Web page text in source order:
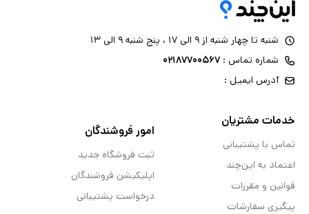
شنبه تا چهار شنبه از ۹ الی ۱۷ ، پنج شنبه ۹ الی ۱۳
شماره تماس : ۰۲۱۸۷۷۰۰۵۶۷
آدرس ایمیل :
خدمات مشتریان
تماس با پشتیبانی
اعتماد به این‌چند
قوانین و مقررات
پیگیری سفارشات
امور فروشندگان
ثبت فروشگاه جدید
اپلیکیشن فروشندگان
درخواست پشتیبانی